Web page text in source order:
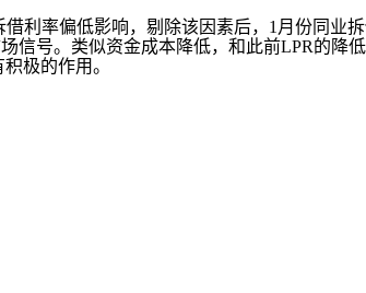
利率偏低影响，剔除该因素后，1月份同业
信号。类似资金成本降低，和此前LPR的降
极的作用。